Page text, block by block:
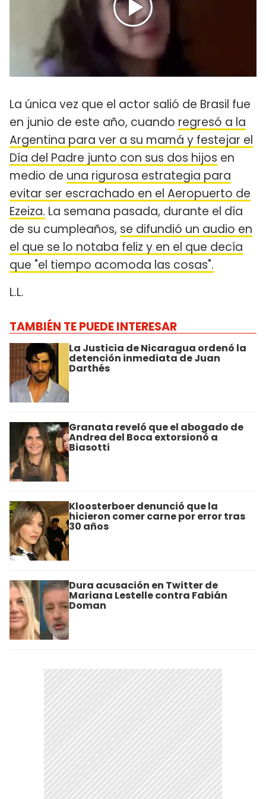
La única vez que el actor salió de Brasil fue
en junio de este año, cuando regresó a la
Argentina para ver a su mamá y festejar el
Día del Padre junto con sus dos hijos en
medio de una rigurosa estrategia para
evitar ser escrachado en el Aeropuerto de
Ezeiza. La semana pasada, durante el día
de su cumpleaños, se difundió un audio en
el que se lo notaba feliz y en el que decía
que "el tiempo acomoda las cosas".
L.L.
TAMBIÉN TE PUEDE INTERESAR
La Justicia de Nicaragua ordenó la
detención inmediata de Juan
Darthés
Granata reveló que el abogado de
Andrea del Boca extorsionó a
Biasotti
Kloosterboer denunció que la
hicieron comer carne por error tras
30 años
Dura acusación en Twitter de
Mariana Lestelle contra Fabián
Doman